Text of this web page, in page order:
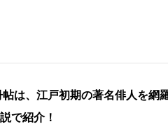
は、江戸初期の著名俳人を
で紹介！